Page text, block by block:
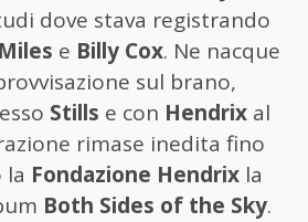
dove stava registrando
e Billy Cox. Ne nacque
sul brano,
Stills e con Hendrix al
rimase inedita fino
la Fondazione Hendrix la
Both Sides of the Sky.